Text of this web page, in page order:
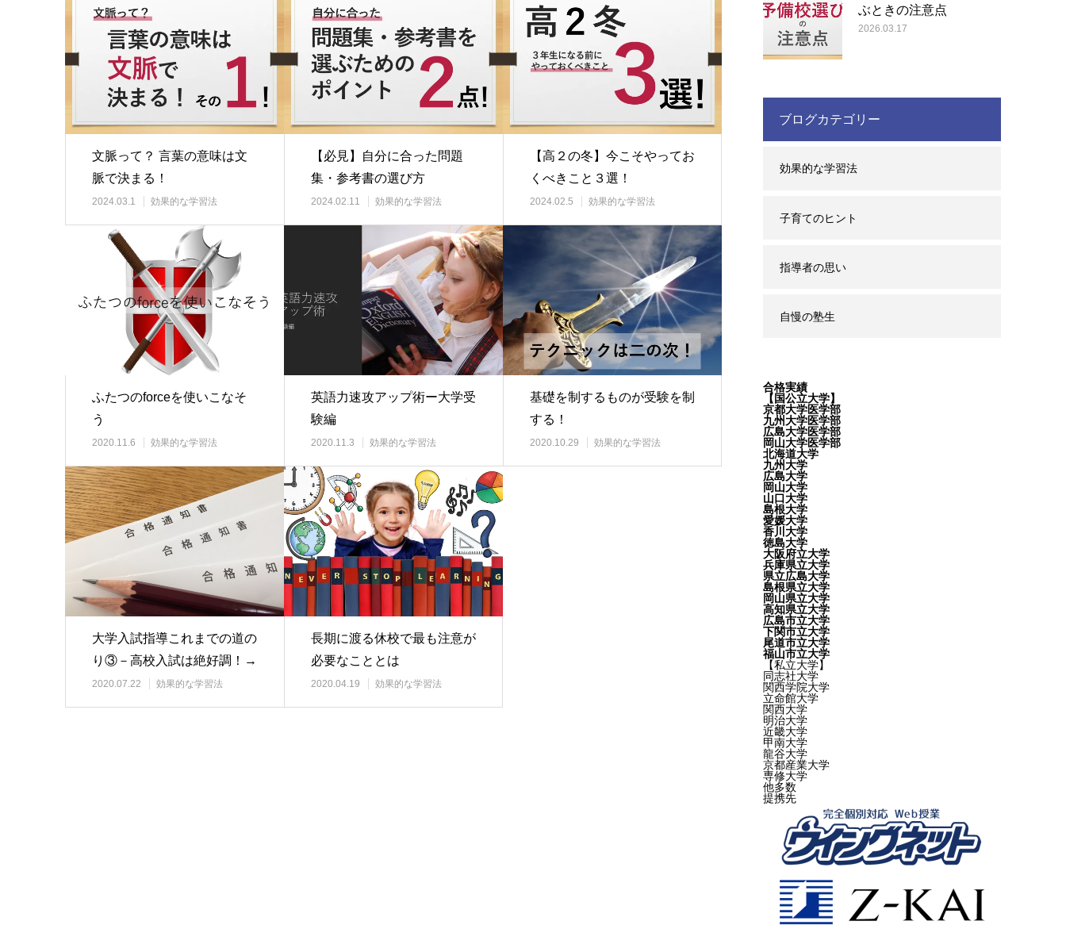
文脈って？ 言葉の意味は文
脈で決まる！
2024.03.1 効果的な学習法
【必見】自分に合った問題
集・参考書の選び方
2024.02.11 効果的な学習法
【高２の冬】今こそやってお
くべきこと３選！
2024.02.5 効果的な学習法
ふたつのforceを使いこなそ
う
2020.11.6 効果的な学習法
英語力速攻アップ術ー大学受
験編
2020.11.3 効果的な学習法
基礎を制するものが受験を制
する！
2020.10.29 効果的な学習法
大学入試指導これまでの道の
り③－高校入試は絶好調！→
大問題勃発
2020.07.22 効果的な学習法
長期に渡る休校で最も注意が
必要なこととは
2020.04.19 効果的な学習法
ぶときの注意点
2026.03.17
ブログカテゴリー
効果的な学習法
子育てのヒント
指導者の思い
自慢の塾生
合格実績
【国公立大学】
京都大学医学部
九州大学医学部
広島大学医学部
岡山大学医学部
北海道大学
九州大学
広島大学
岡山大学
山口大学
島根大学
愛媛大学
香川大学
徳島大学
大阪府立大学
兵庫県立大学
県立広島大学
島根県立大学
岡山県立大学
高知県立大学
広島市立大学
下関市立大学
尾道市立大学
福山市立大学
【私立大学】
同志社大学
関西学院大学
立命館大学
関西大学
明治大学
近畿大学
甲南大学
龍谷大学
京都産業大学
専修大学
他多数
提携先